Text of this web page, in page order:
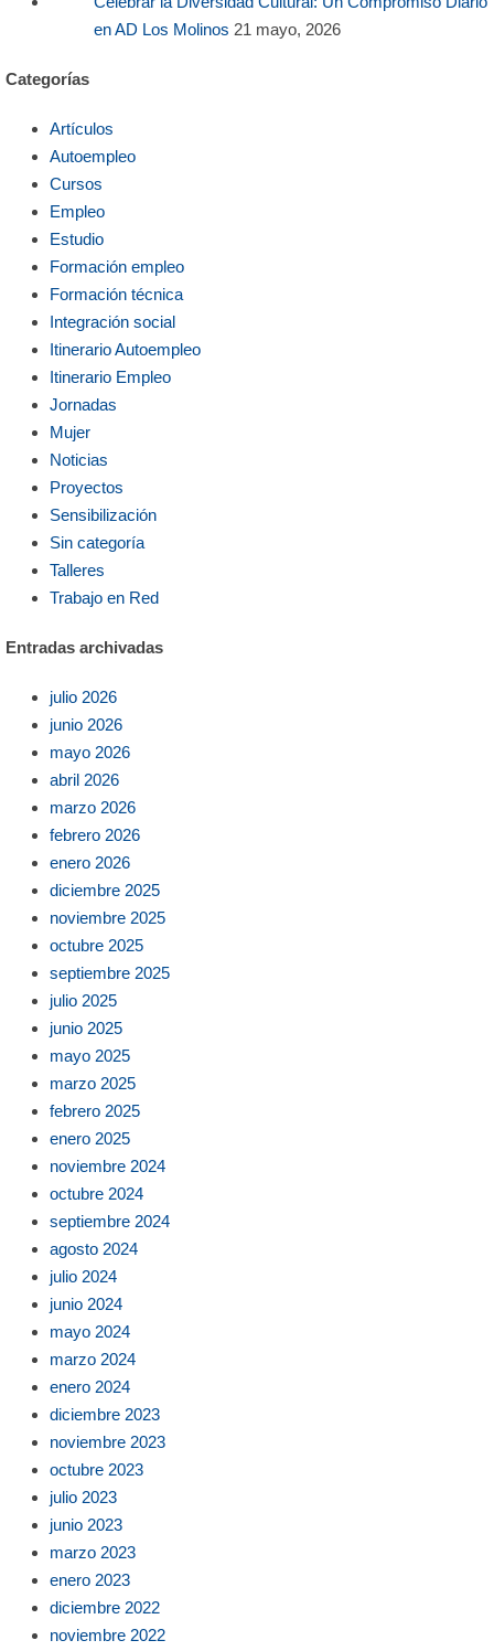
en AD Los Molinos 21 mayo, 2026
Categorías
Artículos
Autoempleo
Cursos
Empleo
Estudio
Formación empleo
Formación técnica
Integración social
Itinerario Autoempleo
Itinerario Empleo
Jornadas
Mujer
Noticias
Proyectos
Sensibilización
Sin categoría
Talleres
Trabajo en Red
Entradas archivadas
julio 2026
junio 2026
mayo 2026
abril 2026
marzo 2026
febrero 2026
enero 2026
diciembre 2025
noviembre 2025
octubre 2025
septiembre 2025
julio 2025
junio 2025
mayo 2025
marzo 2025
febrero 2025
enero 2025
noviembre 2024
octubre 2024
septiembre 2024
agosto 2024
julio 2024
junio 2024
mayo 2024
marzo 2024
enero 2024
diciembre 2023
noviembre 2023
octubre 2023
julio 2023
junio 2023
marzo 2023
enero 2023
diciembre 2022
noviembre 2022